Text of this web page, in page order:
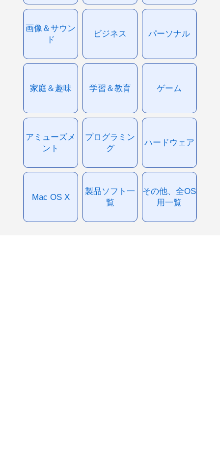
画像＆サウン
ド
ビジネス パーソナル
家庭＆趣味 学習＆教育 ゲーム
アミューズメ
ント
プログラミン
グ
ハードウェア
Mac OS X
製品ソフト一
覧
その他、全OS
用一覧